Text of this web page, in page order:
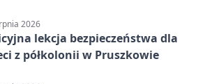
2026
lekcja bezpieczeństwa dla
z półkolonii w Pruszkowie